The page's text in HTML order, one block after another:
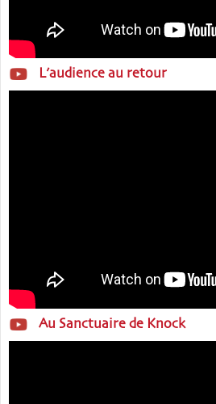
L’audience au retour
Au Sanctuaire de Knock